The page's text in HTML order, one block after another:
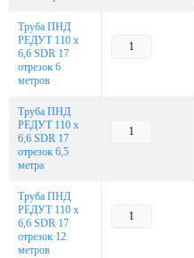
Труба ПНД
РЕДУТ 110 х
6,6 SDR 17
отрезок 6
метров
Труба ПНД
РЕДУТ 110 х
6,6 SDR 17
отрезок 6,5
метра
Труба ПНД
РЕДУТ 110 х
6,6 SDR 17
отрезок 12
метров